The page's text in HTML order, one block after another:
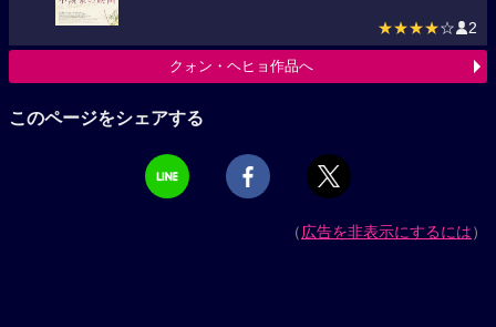
★★★★☆ 2
クォン・ヘヒョ作品へ
このページをシェアする
（広告を非表示にするには）